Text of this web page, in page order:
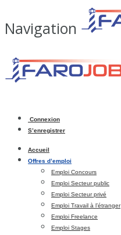
Navigation
Connexion
S’enregistrer
Accueil
Offres d’emploi
Emploi Concours
Emploi Secteur public
Emploi Secteur privé
Emploi Travail à l’étranger
Emploi Freelance
Emploi Stages